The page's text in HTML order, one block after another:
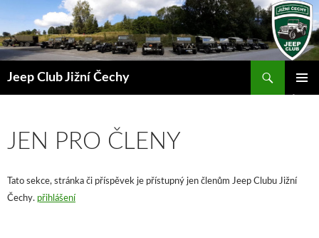
obsahu
webu
Jeep Club Jižní Čechy
JEN PRO ČLENY
Tato sekce, stránka či příspěvek je přístupný jen členům Jeep Clubu Jižní
Čechy. přihlášení